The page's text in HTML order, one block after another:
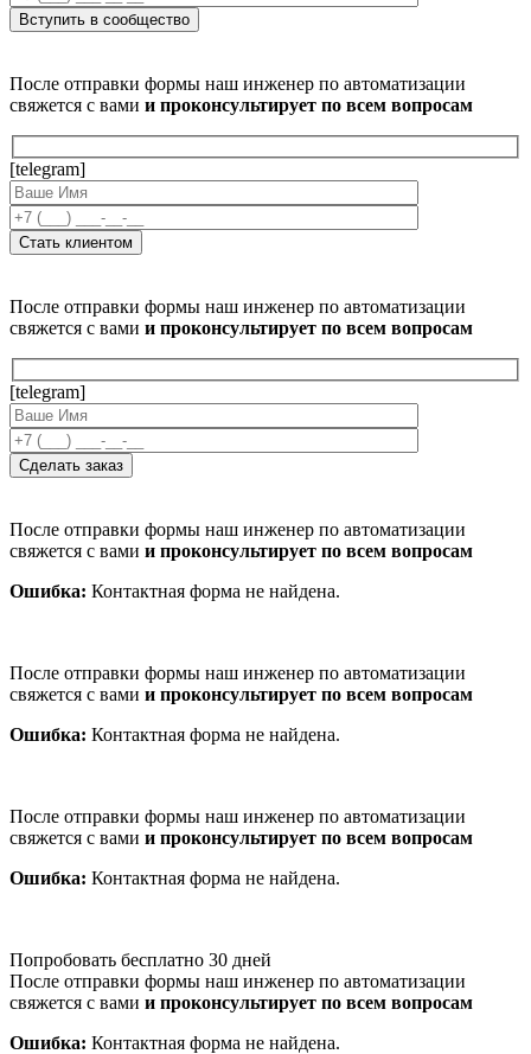
После отправки формы наш инженер по автоматизации
свяжется с вами и проконсультирует по всем вопросам
[telegram]
После отправки формы наш инженер по автоматизации
свяжется с вами и проконсультирует по всем вопросам
[telegram]
После отправки формы наш инженер по автоматизации
свяжется с вами и проконсультирует по всем вопросам
Ошибка: Контактная форма не найдена.
После отправки формы наш инженер по автоматизации
свяжется с вами и проконсультирует по всем вопросам
Ошибка: Контактная форма не найдена.
После отправки формы наш инженер по автоматизации
свяжется с вами и проконсультирует по всем вопросам
Ошибка: Контактная форма не найдена.
Попробовать бесплатно 30 дней
После отправки формы наш инженер по автоматизации
свяжется с вами и проконсультирует по всем вопросам
Ошибка: Контактная форма не найдена.